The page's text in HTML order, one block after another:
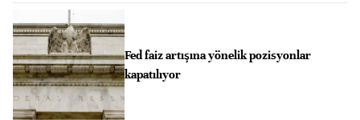
Fed faiz artışına yönelik pozisyonlar
kapatılıyor